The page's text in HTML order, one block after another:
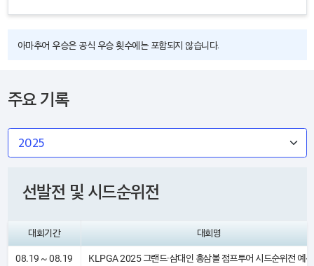
아마추어 우승은 공식 우승 횟수에는 포함되지 않습니다.
주요 기록
선발전 및 시드순위전
대회기간 대회명
08.19 ~ 08.19 KLPGA 2025 그랜드·삼대인 홍삼볼 점프투어 시드순위전 예